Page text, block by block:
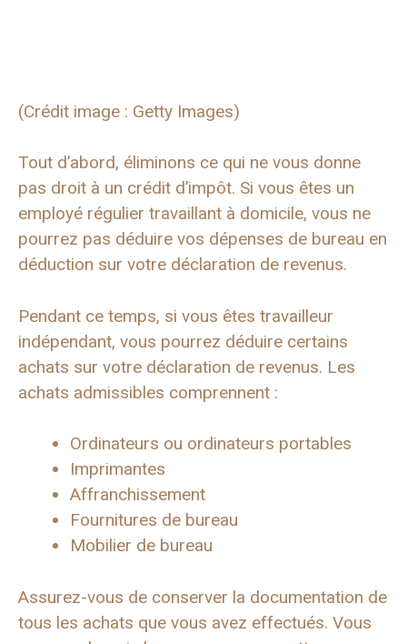
(Crédit image : Getty Images)
Tout d’abord, éliminons ce qui ne vous donne
pas droit à un crédit d’impôt. Si vous êtes un
employé régulier travaillant à domicile, vous ne
pourrez pas déduire vos dépenses de bureau en
déduction sur votre déclaration de revenus.
Pendant ce temps, si vous êtes travailleur
indépendant, vous pourrez déduire certains
achats sur votre déclaration de revenus. Les
achats admissibles comprennent :
Ordinateurs ou ordinateurs portables
Imprimantes
Affranchissement
Fournitures de bureau
Mobilier de bureau
Assurez-vous de conserver la documentation de
tous les achats que vous avez effectués. Vous